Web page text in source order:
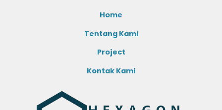
Home
Tentang Kami
Project
Kontak Kami